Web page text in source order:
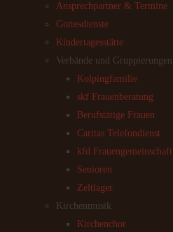
Ansprechpartner & Termine
Gottesdienste
Kindertagesstätte
Verbände und Gruppierungen
Kolpingfamilie
skf Frauenberatung
Berufstätige Frauen
Caritas Telefondienst
kfd Frauengemeinschaft
Senioren
Zeltlager
Kirchenmusik
Kirchenchor